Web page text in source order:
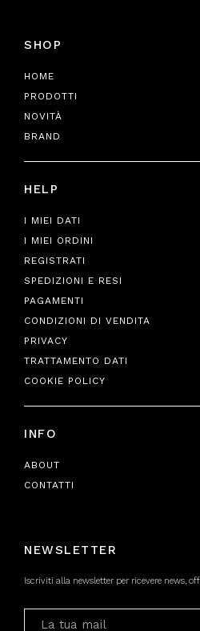
SHOP
HOME
PRODOTTI
NOVITÀ
BRAND
HELP
I MIEI DATI
I MIEI ORDINI
REGISTRATI
SPEDIZIONI E RESI
PAGAMENTI
CONDIZIONI DI VENDITA
PRIVACY
TRATTAMENTO DATI
COOKIE POLICY
INFO
ABOUT
CONTATTI
NEWSLETTER
Iscriviti alla newsletter per ricevere news,